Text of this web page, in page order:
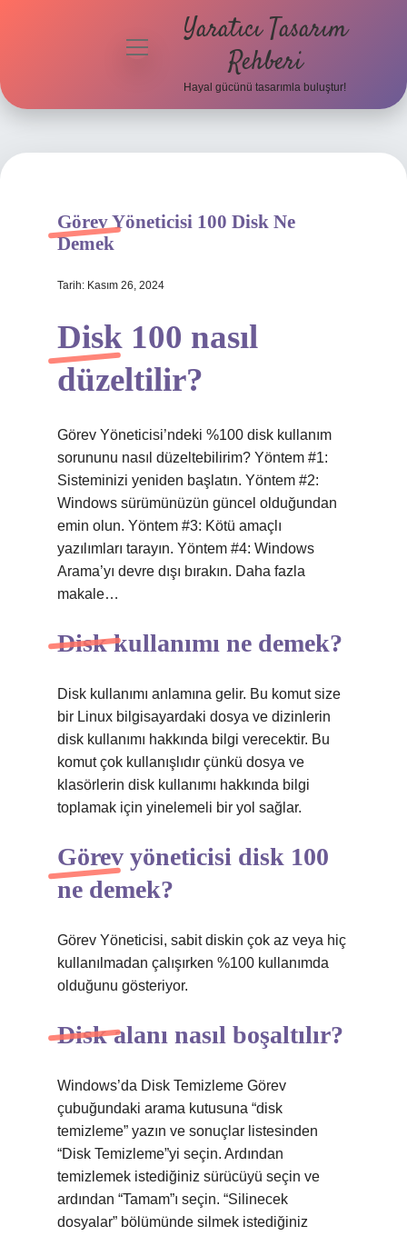
Hakkımızda
menüyü
Yaratıcı Tasarım
Rehberi
Hayal gücünü tasarımla buluştur!
Görev Yöneticisi 100 Disk Ne
Demek
Tarih: Kasım 26, 2024
Disk 100 nasıl
düzeltilir?
Görev Yöneticisi’ndeki %100 disk kullanım
sorununu nasıl düzeltebilirim? Yöntem #1:
Sisteminizi yeniden başlatın. Yöntem #2:
Windows sürümünüzün güncel olduğundan
emin olun. Yöntem #3: Kötü amaçlı
yazılımları tarayın. Yöntem #4: Windows
Arama’yı devre dışı bırakın. Daha fazla
makale…
Disk kullanımı ne demek?
Disk kullanımı anlamına gelir. Bu komut size
bir Linux bilgisayardaki dosya ve dizinlerin
disk kullanımı hakkında bilgi verecektir. Bu
komut çok kullanışlıdır çünkü dosya ve
klasörlerin disk kullanımı hakkında bilgi
toplamak için yinelemeli bir yol sağlar.
Görev yöneticisi disk 100
ne demek?
Görev Yöneticisi, sabit diskin çok az veya hiç
kullanılmadan çalışırken %100 kullanımda
olduğunu gösteriyor.
Disk alanı nasıl boşaltılır?
Windows’da Disk Temizleme Görev
çubuğundaki arama kutusuna “disk
temizleme” yazın ve sonuçlar listesinden
“Disk Temizleme”yi seçin. Ardından
temizlemek istediğiniz sürücüyü seçin ve
ardından “Tamam”ı seçin. “Silinecek
dosyalar” bölümünde silmek istediğiniz